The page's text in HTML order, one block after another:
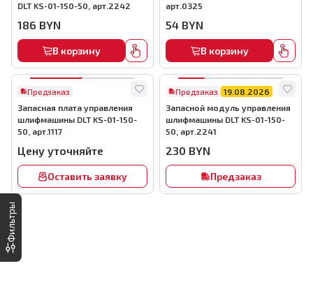
Фильтры
DLT KS-01-150-50, арт.2242
186 BYN
В корзину
арт.0325
54 BYN
В корзину
Предзаказ
Запасная плата управления
шлифмашины DLT KS-01-150-
50, арт.1117
Цену уточняйте
Оставить заявку
Предзаказ
19.08.2026
Запасной модуль управления
шлифмашины DLT KS-01-150-
50, арт.2241
230 BYN
Предзаказ